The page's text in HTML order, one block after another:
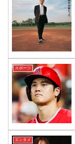
スポーツ
エンタメ